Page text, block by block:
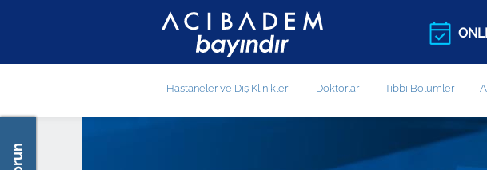
Hastaneler ve Diş Klinikleri Doktorlar Tıbbi Bölümler